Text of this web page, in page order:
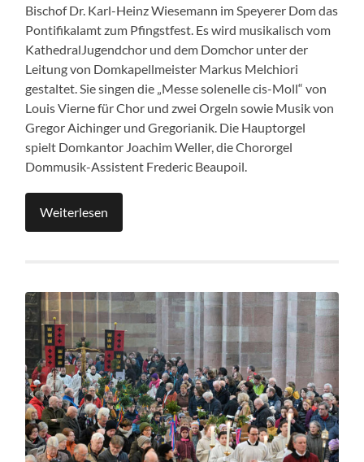
Bischof Dr. Karl-Heinz Wiesemann im Speyerer Dom das
Pontifikalamt zum Pfingstfest. Es wird musikalisch vom
KathedralJugendchor und dem Domchor unter der
Leitung von Domkapellmeister Markus Melchiori
gestaltet. Sie singen die „Messe solenelle cis-Moll“ von
Louis Vierne für Chor und zwei Orgeln sowie Musik von
Gregor Aichinger und Gregorianik. Die Hauptorgel
spielt Domkantor Joachim Weller, die Chororgel
Dommusik-Assistent Frederic Beaupoil.
Weiterlesen